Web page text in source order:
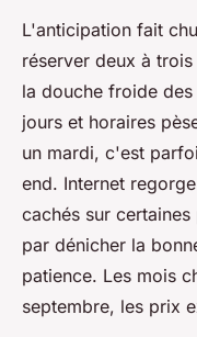
L'anticipation fait
réserver deux à
la douche froide
jours et horaires
un mardi, c'est
end. Internet
cachés sur
par dénicher la
patience. Les mois
septembre, les prix